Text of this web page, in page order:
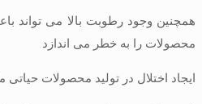
همچنین وجود رطوبت بالا می تواند
محصولات را به خطر می اندازد.
ایجاد اختلال در تولید محصولات حیاتی